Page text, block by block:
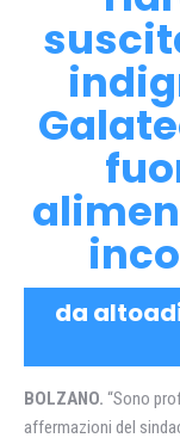
da
BOLZANO. “Sono
affermazioni del